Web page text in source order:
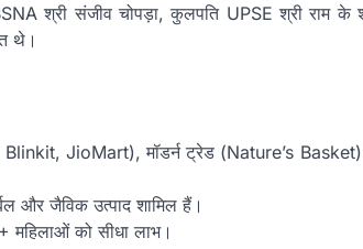
श्री संजीव चोपड़ा, कुलपति UPSE श्री राम के
थे।
JioMart), मॉडर्न ट्रेड (Nature’s Basket)
और जैविक उत्पाद शामिल हैं।
को सीधा लाभ।